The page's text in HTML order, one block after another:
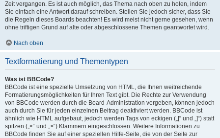
Zeit vergangen. Es ist auch möglich, das Thema nach oben zu holen, indem
Sie einfach eine Antwort darauf schreiben. Stellen Sie jedoch sicher, dass Sie
die Regeln dieses Boards beachten! Es wird meist nicht gerne gesehen, wenn
ohne triftigen Grund auf alte oder abgeschlossene Themen geantwortet wird.
Nach oben
Textformatierung und Thementypen
Was ist BBCode?
BBCode ist eine spezielle Umsetzung von HTML, die Ihnen weitreichende
Formatierungsmöglichkeiten für Ihren Text gibt. Die Rechte zur Verwendung
von BBCode werden durch die Board-Administration vergeben, können jedoch
auch durch Sie für jeden einzelnen Beitrag deaktiviert werden. BBCode ist
ähnlich wie HTML aufgebaut, jedoch werden Tags von eckigen („[“ und „]“) statt
spitzen („<“ und „>“) Klammern eingeschlossen. Weitere Informationen zu
BBCode finden Sie auf einer speziellen Hilfe-Seite, die von der Seite zur